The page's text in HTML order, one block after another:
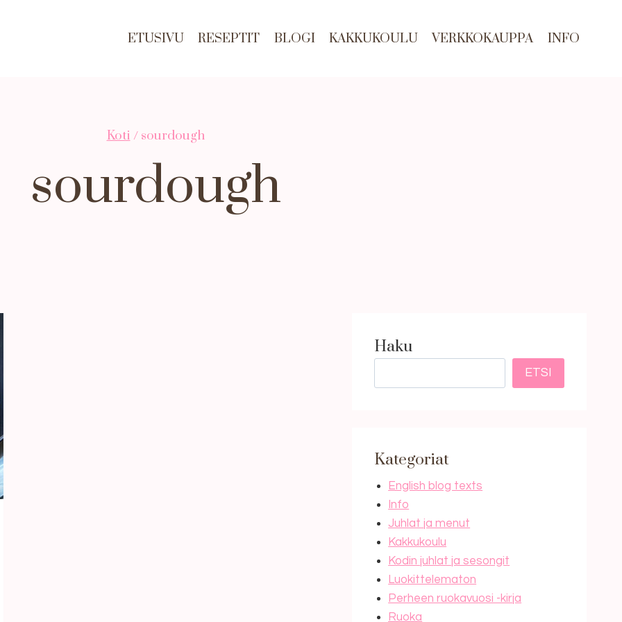
ETUSIVU RESEPTIT BLOGI KAKKUKOULU VERKKOKAUPPA INFO
Koti / sourdough
sourdough
Haku
ETSI
Kategoriat
English blog texts
Info
Juhlat ja menut
Kakkukoulu
Kodin juhlat ja sesongit
Luokittelematon
Perheen ruokavuosi -kirja
Ruoka